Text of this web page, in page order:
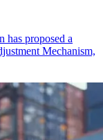
has proposed a
Mechanism,